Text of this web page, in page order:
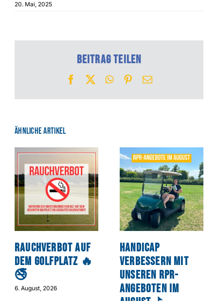
20. Mai, 2025
Beitrag teilen
Facebook
X WhatsApp
Pinterest
E-
Ähnliche Artikel
Rauchverbot auf
dem Golfplatz 🔥
🚭
6. August, 2026
Handicap
verbessern mit
unseren RPR-
Angeboten im